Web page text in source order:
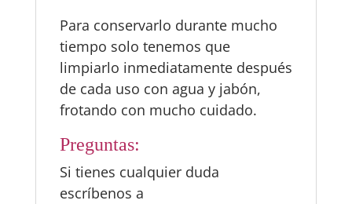
Para conservarlo durante mucho
tiempo solo tenemos que
limpiarlo inmediatamente después
de cada uso con agua y jabón,
frotando con mucho cuidado.
Preguntas:
Si tienes cualquier duda
escríbenos a